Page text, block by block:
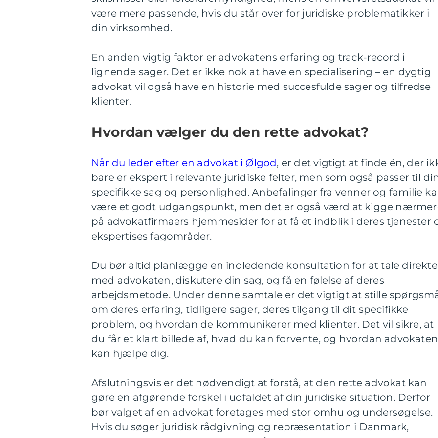
være mere passende, hvis du står over for juridiske problematikker i
din virksomhed.
En anden vigtig faktor er advokatens erfaring og track-record i
lignende sager. Det er ikke nok at have en specialisering – en dygtig
advokat vil også have en historie med succesfulde sager og tilfredse
klienter.
Hvordan vælger du den rette advokat?
Når du leder efter en advokat i Ølgod, er det vigtigt at finde én, der
bare er ekspert i relevante juridiske felter, men som også passer til din
specifikke sag og personlighed. Anbefalinger fra venner og familie
være et godt udgangspunkt, men det er også værd at kigge
på advokatfirmaers hjemmesider for at få et indblik i deres tjenester
ekspertises fagområder.
Du bør altid planlægge en indledende konsultation for at tale direkte
med advokaten, diskutere din sag, og få en følelse af deres
arbejdsmetode. Under denne samtale er det vigtigt at stille
om deres erfaring, tidligere sager, deres tilgang til dit specifikke
problem, og hvordan de kommunikerer med klienter. Det vil sikre, at
du får et klart billede af, hvad du kan forvente, og hvordan advokaten
kan hjælpe dig.
Afslutningsvis er det nødvendigt at forstå, at den rette advokat kan
gøre en afgørende forskel i udfaldet af din juridiske situation. Derfor
bør valget af en advokat foretages med stor omhu og undersøgelse.
Hvis du søger juridisk rådgivning og repræsentation i Danmark,